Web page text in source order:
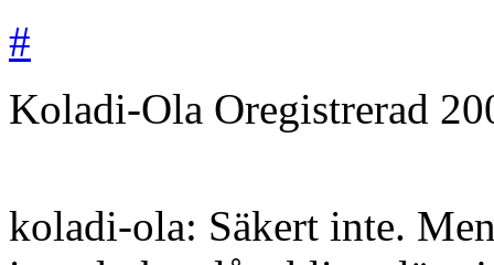
#
Koladi-Ola Oregistrerad
koladi-ola: Säkert inte.